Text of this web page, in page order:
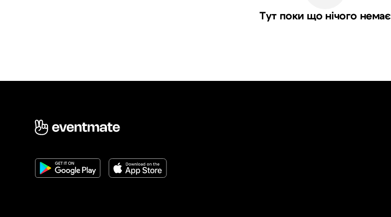
Тут поки що нічого немає